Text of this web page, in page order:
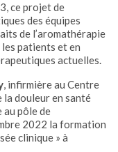
ce projet de
des équipes
de l’aromathérapie
patients et en
actuelles.
, infirmière au Centre
douleur en santé
au pôle de
2022 la formation
clinique » à